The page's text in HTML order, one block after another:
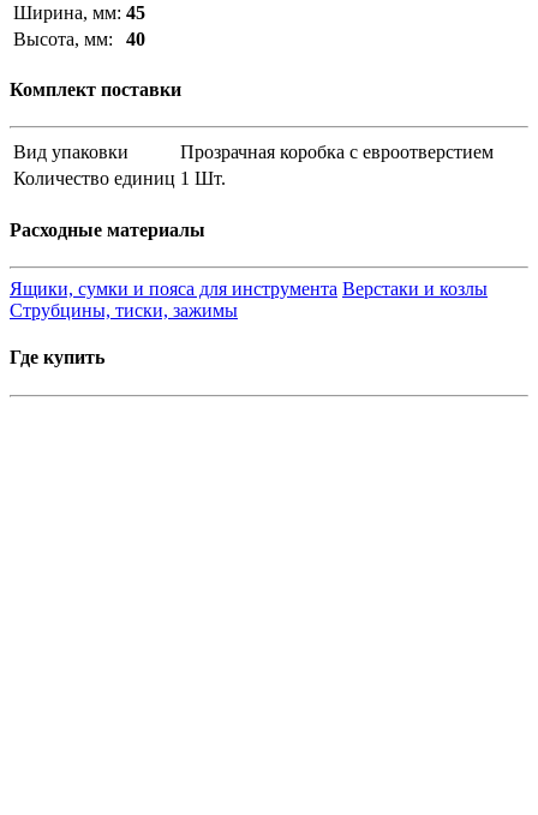
Ширина, мм: 45
Высота, мм:
40
Комплект поставки
Вид упаковки
Прозрачная коробка с евроотверстием
Количество единиц 1 Шт.
Расходные материалы
Ящики, сумки и пояса для инструмента Верстаки и козлы
Струбцины, тиски, зажимы
Где купить